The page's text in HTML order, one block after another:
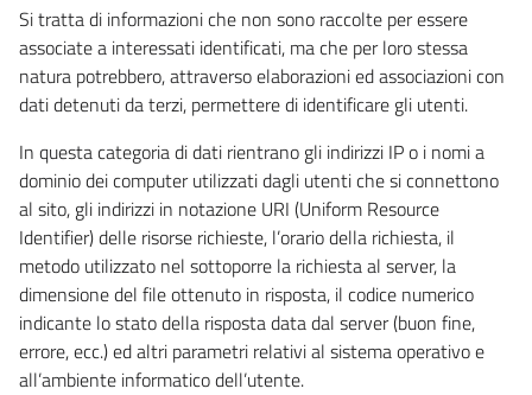
Si tratta di informazioni che non sono raccolte per essere
associate a interessati identificati, ma che per loro stessa
natura potrebbero, attraverso elaborazioni ed associazioni con
dati detenuti da terzi, permettere di identificare gli utenti.
In questa categoria di dati rientrano gli indirizzi IP o i nomi a
dominio dei computer utilizzati dagli utenti che si connettono
al sito, gli indirizzi in notazione URI (Uniform Resource
Identifier) delle risorse richieste, l’orario della richiesta, il
metodo utilizzato nel sottoporre la richiesta al server, la
dimensione del file ottenuto in risposta, il codice numerico
indicante lo stato della risposta data dal server (buon fine,
errore, ecc.) ed altri parametri relativi al sistema operativo e
all’ambiente informatico dell’utente.